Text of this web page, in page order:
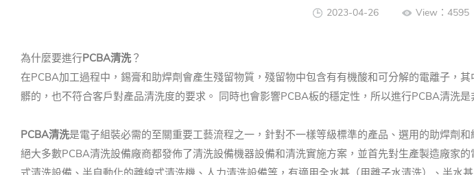
2023-04-26 View：4595
為什麼要進行PCBA清洗 ？
在PCBA加工過程中，錫膏和助焊劑會產生殘留物質，殘留物中包含有有機酸和可分解的電離子，
髒的，也不符合客戶對產品清洗度的要求。 同時也會影響PCBA板的穩定性，所以進行PCBA清洗是
PCBA清洗是電子組裝必需的至關重要工藝流程之一，針對不一樣等級標準的產品、選用的助焊劑
絕大多數PCBA清洗設備廠商都發佈了清洗設備機器設備和清洗實施方案，並首先對生產製造廠家